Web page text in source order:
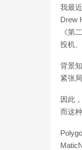
我最
Drew
《第
投机
背景
紧张
因此
而这